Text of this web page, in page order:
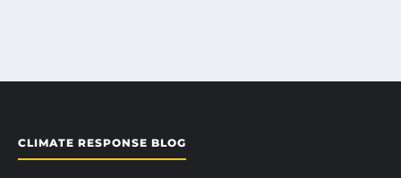
CLIMATE RESPONSE BLOG